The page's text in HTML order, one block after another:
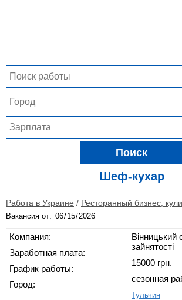
Поиск
Шеф-кухар
Работа в Украине / Ресторанный бизнес,
Вакансия от:
Компания:
Заработная плата:
График работы:
Город:
Вінницький
зайнятості
15000 грн.
сезонная
Тульчин